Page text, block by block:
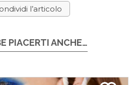
l’articolo
PIACERTI ANCHE…